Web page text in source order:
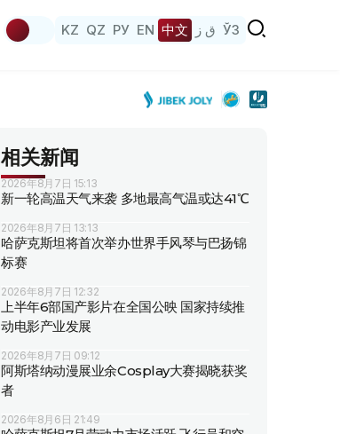
KZ QZ РУ EN 中文 ق ز ЎЗ
相关新闻
2026年8月7日 15:13
新一轮高温天气来袭 多地最高气温或达41℃
2026年8月7日 13:13
哈萨克斯坦将首次举办世界手风琴与巴扬锦
标赛
2026年8月7日 12:32
上半年6部国产影片在全国公映 国家持续推
动电影产业发展
2026年8月7日 09:12
阿斯塔纳动漫展业余Cosplay大赛揭晓获奖
者
2026年8月6日 21:49